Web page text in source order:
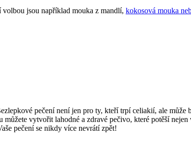
jsou například mouka z mandlí, kokosová mouka
pečení není jen ⁣pro ty, kteří trpí celiakií, ale může
vytvořit lahodné a zdravé pečivo, které potěší
pečení se nikdy více nevrátí zpět!